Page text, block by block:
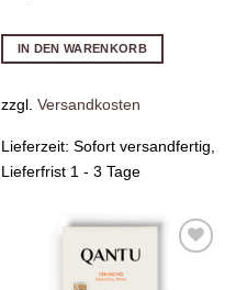
IN DEN WARENKORB
zzgl. Versandkosten
Lieferzeit: Sofort versandfertig,
Lieferfrist 1 - 3 Tage